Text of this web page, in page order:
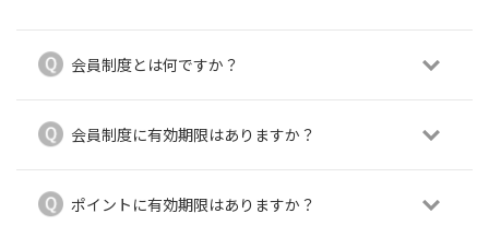
会員制度とは何ですか？
会員制度に有効期限はありますか？
ポイントに有効期限はありますか？